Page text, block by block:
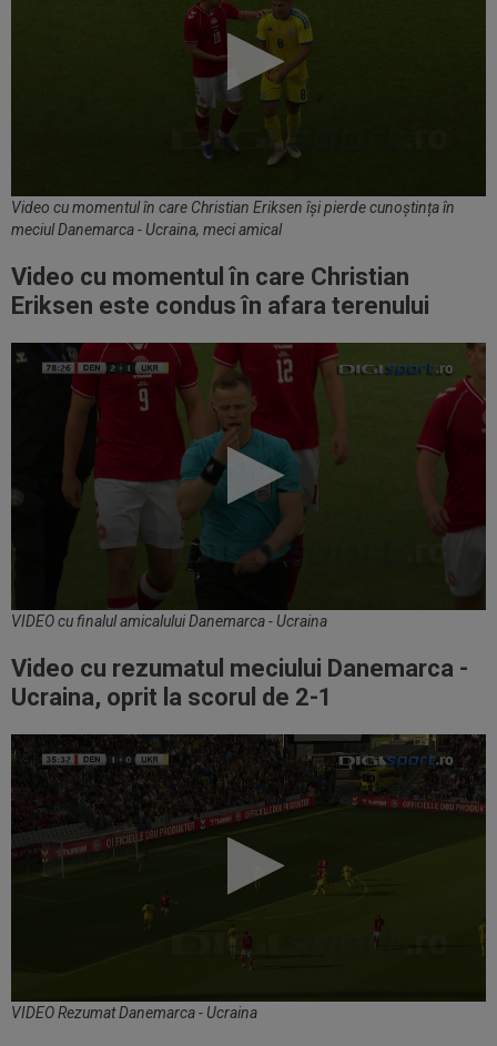
Video cu momentul în care Christian Eriksen își pierde cunoștința în
meciul Danemarca - Ucraina, meci amical
Video cu momentul în care Christian
Eriksen este condus în afara terenului
VIDEO cu finalul amicalului Danemarca - Ucraina
Video cu rezumatul meciului Danemarca -
Ucraina, oprit la scorul de 2-1
VIDEO Rezumat Danemarca - Ucraina